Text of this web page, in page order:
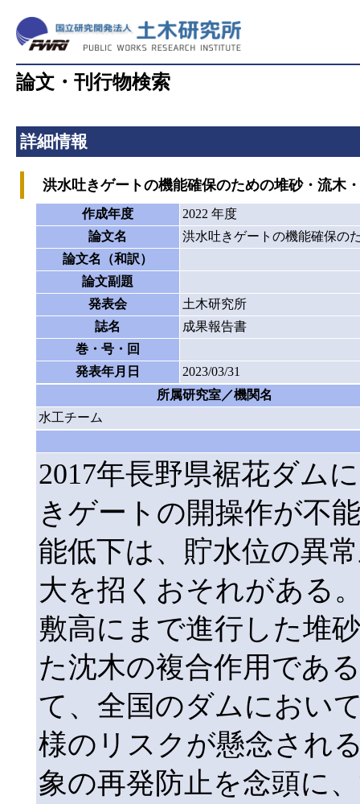
論文・刊行物検索
詳細情報
洪水吐きゲートの機能確保のための堆砂・流木
作成年度
2022 年度
論文名
洪水吐きゲートの機能確保の
論文名（和訳）
論文副題
発表会
土木研究所
誌名
成果報告書
巻・号・回
発表年月日
2023/03/31
所属研究室／機関名
水工チーム
2017年長野県裾花ダム
きゲートの開操作が不
能低下は、貯水位の異
大を招くおそれがある
敷高にまで進行した堆
た沈木の複合作用であ
て、全国のダムにおい
様のリスクが懸念され
象の再発防止を念頭に